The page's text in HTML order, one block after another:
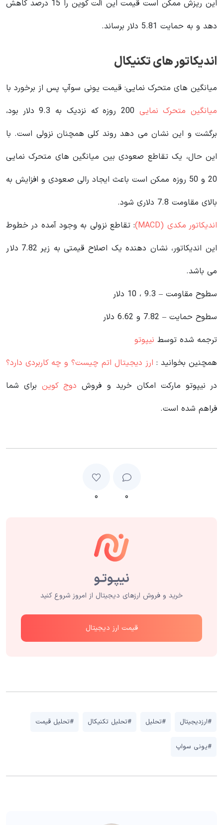
این ریزش ممکن است قیمت این آلت کوین را 15 درصد کاهش
دهد و به حمایت 5.81 دلار برساند.
اندیکاتور های تکنیکال
میانگین های متحرک نمایی: قیمت یونی سوآپ پس از برخورد با
میانگین متحرک نمایی
200 روزه که نزدیک به 9.3 دلار بود،
برگشت و این نشان می دهد روند کلی همچنان نزولی است. با
این حال، یک تقاطع صعودی بین میانگین های متحرک نمایی
20 و 50 روزه ممکن است باعث ایجاد رالی صعودی و افزایش به
بالای مقاومت 7.8 دلاری شود.
اندیکاتور مکدی (MACD)
: تقاطع نزولی به وجود آمده در خطوط
این اندیکاتور، نشان دهنده یک اصلاح قیمتی به زیر 7.82 دلار
می باشد.
سطوح مقاومت – 9.3 ، 10 دلار
سطوح حمایت – 7.82 و 6.62 دلار
ترجمه شده توسط نیپوتو
همچنین بخوانید : ارز دیجیتال اتم چیست؟ و چه کاربردی دارد؟
در نیپوتو مارکت امکان خرید و فروش دوج کوینبرای شما
فراهم شده است.
۰ ۰
خرید و فروش ارزهای دیجیتال از امروز شروع کنید
قیمت ارز دیجیتال
#ارزدیجیتال #تحلیل #تحلیل تکنیکال #تحلیل قیمت
#یونی سواپ